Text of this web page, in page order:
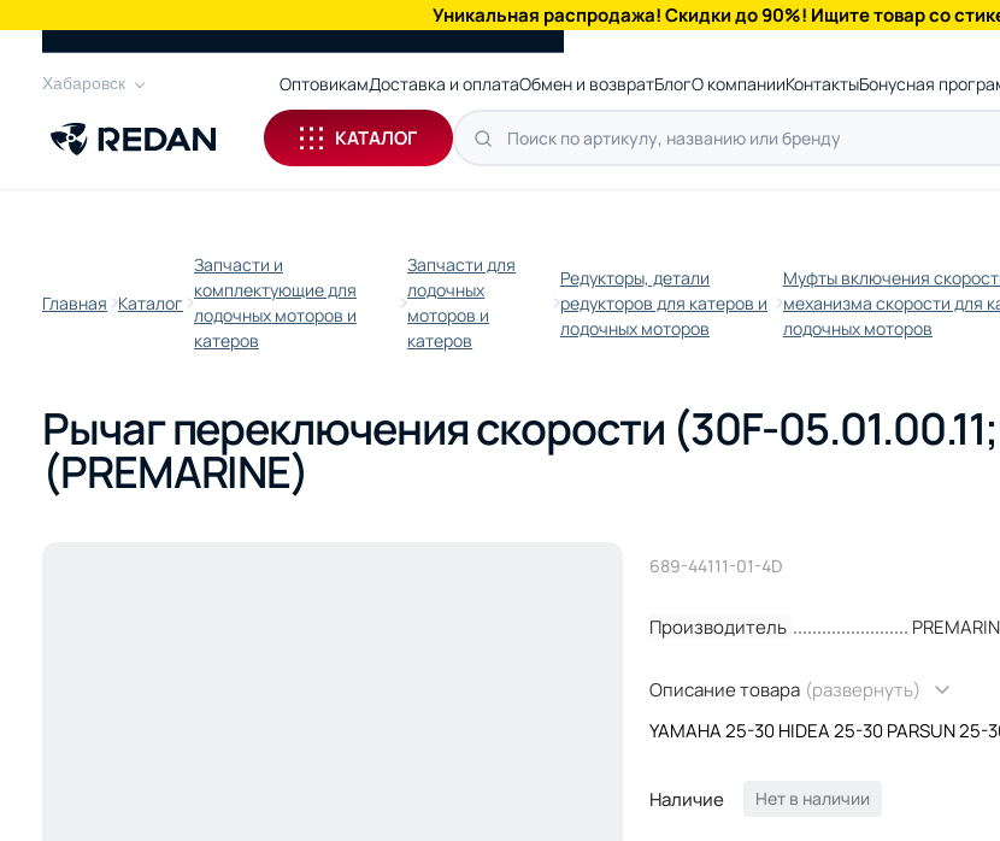
Уникальная распродажа! Скидки до 90%! Ищите товар со
Хабаровск ОптовикамДоставка и оплатаОбмен и возвратБлогО компанииКонтактыБонусная
КАТАЛОГ
Главная Каталог
Запчасти и
комплектующие для
лодочных моторов и
катеров
Запчасти для
лодочных
моторов и
катеров
Редукторы, детали
редукторов для катеров и
лодочных моторов
Муфты включения
механизма скорости для
лодочных моторов
Рычаг переключения скорости (30F-
(PREMARINE)
689-44111-01-4D
Производитель
Описание товара (развернуть)
YAMAHA 25-30 HIDEA 25-30 PARSUN 25-
Наличие Нет в наличии